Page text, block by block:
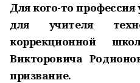
Для кого-то профессия
для учителя
коррекционной
Викторовича
призвание.